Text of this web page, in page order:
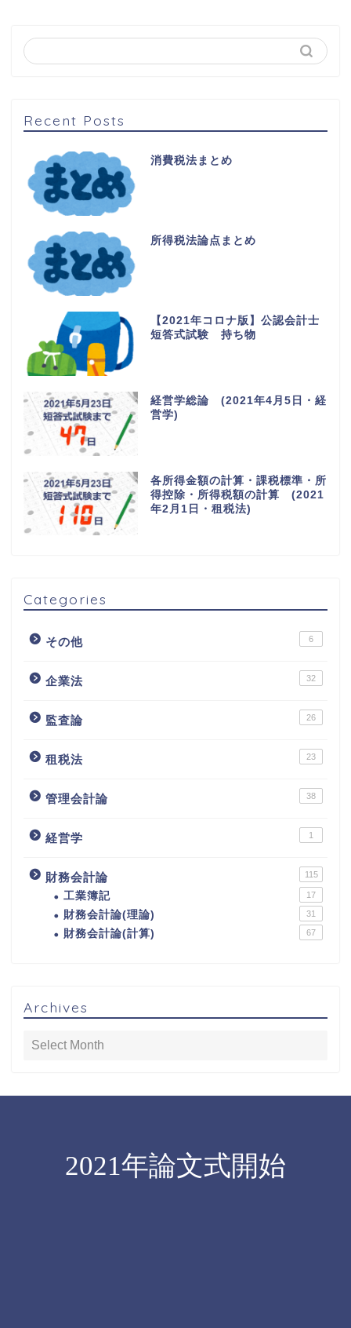
Recent Posts
消費税法まとめ
所得税法論点まとめ
【2021年コロナ版】公認会計士
短答式試験 持ち物
経営学総論 (2021年4月5日・経
営学)
各所得金額の計算・課税標準・所
得控除・所得税額の計算 (2021
年2月1日・租税法)
Categories
その他 6
企業法 32
監査論 26
租税法 23
管理会計論 38
経営学 1
財務会計論 115
工業簿記 17
財務会計論(理論) 31
財務会計論(計算) 67
Archives